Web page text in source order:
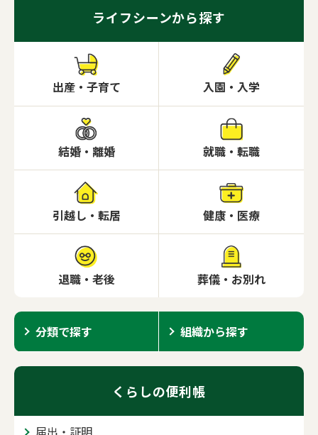
ライフシーンから探す
出産・子育て 入園・入学
結婚・離婚 就職・転職
引越し・転居 健康・医療
退職・老後 葬儀・お別れ
分類で探す 組織から探す
くらしの便利帳
届出・証明